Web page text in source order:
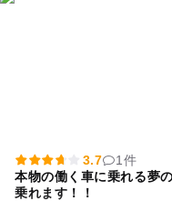
3.7
1件
本物の働く車に乗れる夢
乗れます！！